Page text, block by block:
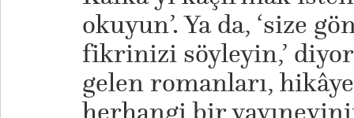
okuyun’. Ya da, ‘size
fikrinizi söyleyin,’
gelen romanları,